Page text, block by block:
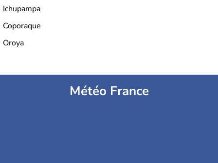
Ichupampa
Coporaque
Oroya
Météo France